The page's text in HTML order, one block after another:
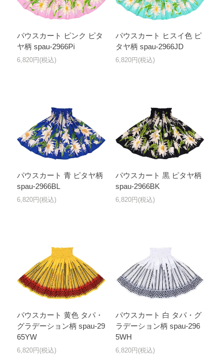
パウスカート ピンク ピタ
ヤ柄 spau-2966Pi
6,820円(税込)
パウスカート ヒスイ色 ピ
タヤ柄 spau-2966JD
6,820円(税込)
パウスカート 青 ピタヤ柄
spau-2966BL
6,820円(税込)
パウスカート 黒 ピタヤ柄
spau-2966BK
6,820円(税込)
パウスカート 黄色 タパ・
グラデーション柄 spau-29
65YW
6,820円(税込)
パウスカート 白 タパ・グ
ラデーション柄 spau-296
5WH
6,820円(税込)